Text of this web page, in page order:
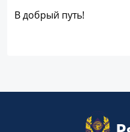
В добрый путь!